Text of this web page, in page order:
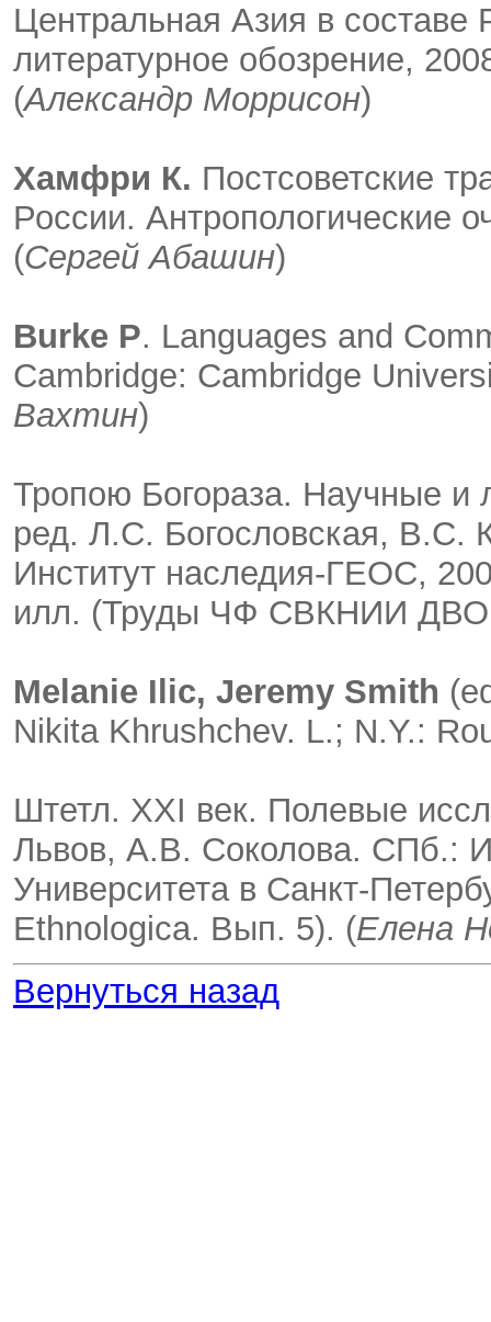
Центральная Азия в
литературное обозрение,
(Александр Моррисон)
Хамфри К. Постсоветские
России. Антропологические
(Сергей Абашин)
Burke P. Languages and
Cambridge: Cambridge
Вахтин)
Тропою Богораза. Научные и
ред. Л.С. Богословская,
Институт наследия-ГЕОС,
илл. (Труды ЧФ СВКНИИ
Melanie Ilic, Jeremy Smith
Nikita Khrushchev. L.; N.Y.:
Штетл. XXI век. Полевые
Львов, А.В. Соколова. СПб.:
Университета в Санкт-
Ethnologica. Вып. 5). (Елена
Вернуться назад